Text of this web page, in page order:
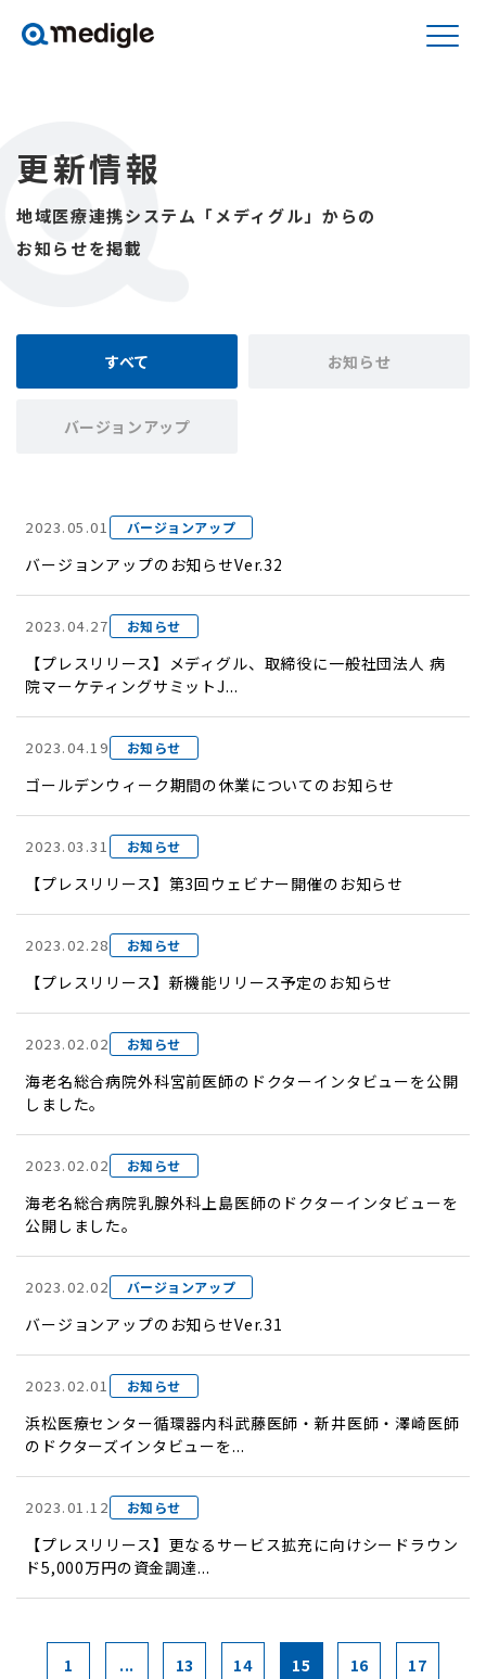
更新情報
地域医療連携システム「メディグル」からの
お知らせを掲載
すべて お知らせ
バージョンアップ
2023.05.01 バージョンアップ
バージョンアップのお知らせVer.32
2023.04.27 お知らせ
【プレスリリース】メディグル、取締役に一般社団法人 病
院マーケティングサミットJ...
2023.04.19 お知らせ
ゴールデンウィーク期間の休業についてのお知らせ
2023.03.31 お知らせ
【プレスリリース】第3回ウェビナー開催のお知らせ
2023.02.28 お知らせ
【プレスリリース】新機能リリース予定のお知らせ
2023.02.02 お知らせ
海老名総合病院外科宮前医師のドクターインタビューを公開
しました。
2023.02.02 お知らせ
海老名総合病院乳腺外科上島医師のドクターインタビューを
公開しました。
2023.02.02 バージョンアップ
バージョンアップのお知らせVer.31
2023.02.01 お知らせ
浜松医療センター循環器内科武藤医師・新井医師・澤崎医師
のドクターズインタビューを...
2023.01.12 お知らせ
【プレスリリース】更なるサービス拡充に向けシードラウン
ド5,000万円の資金調達...
1 ... 13 14 15 16 17